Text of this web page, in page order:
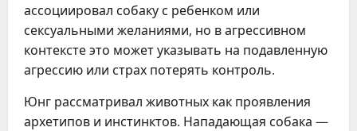
ассоциировал собаку с ребенком или
сексуальными желаниями, но в агрессивном
контексте это может указывать на подавленную
агрессию или страх потерять контроль.
Юнг рассматривал животных как проявления
архетипов и инстинктов. Нападающая собака —